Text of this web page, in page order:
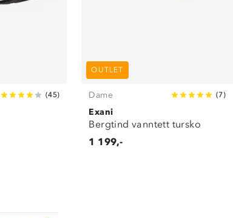
(45)
OUTLET
Dame (7)
Exani
Bergtind vanntett tursko
1 199,-